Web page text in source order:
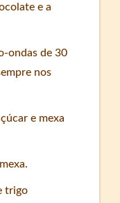
e a
ondas de 30
nos
e mexa
trigo